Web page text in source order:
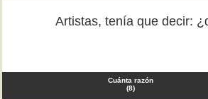
Artistas, tenía que decir:
Cuánta razón
(8)